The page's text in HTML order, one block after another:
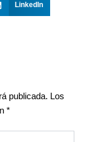
LinkedIn
publicada. Los
*